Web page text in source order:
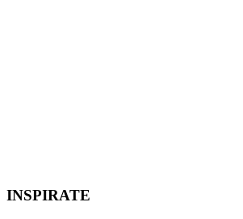
INSPIRATE